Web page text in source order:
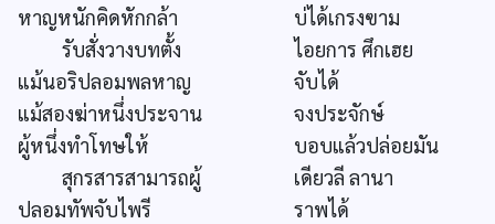
หาญหนักคิดหักกล้า
บ่ได้เกรงฃาม
รับสั่งวางบทตั้ง
ไอยการ ศึกเฮย
แม้นอริปลอมพลหาญ
จับได้
แม้สองฆ่าหนึ่งประจาน
จงประจักษ์
ผู้หนึ่งทำโทษให้
บอบแล้วปล่อยมัน
สุกรสารสามารถผู้
เดียวลี ลานา
ปลอมทัพจับไพรี
ราพได้